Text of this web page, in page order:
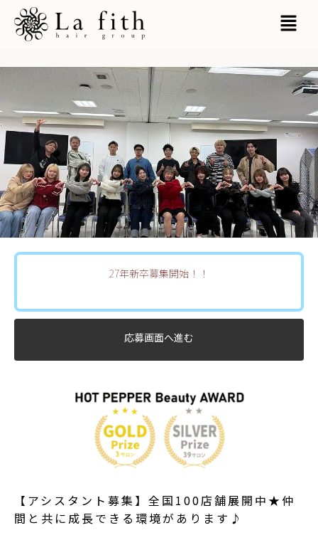
内
容
を
キ
ッ
プ
MAIN
27年新卒募集開始！！
応募画面へ進む
【アシスタント募集】全国100店舗展開中★仲
間と共に成長できる環境があります♪